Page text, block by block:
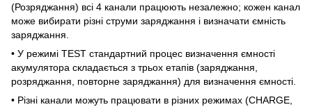
(Розряджання) всі 4 канали працюють незалежно; кожен канал
може вибирати різні струми заряджання і визначати ємність
заряджання.
• У режимі TEST стандартний процес визначення ємності
акумулятора складається з трьох етапів (заряджання,
розряджання, повторне заряджання) для визначення ємності.
• Різні канали можуть працювати в різних режимах (CHARGE,